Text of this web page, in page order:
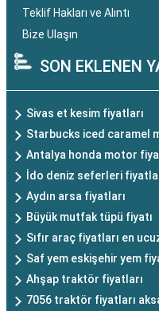
Teklif Hakları ve Alıntı
Bize Ulaşın
SON EKLENEN
Sivas et kesim fiyatları
Starbucks iced caramel
Antalya honda motor
İdo deniz seferleri
Aydın arsa fiyatları
Büyük mutfak tüpü fiyatı
Sıfır araç fiyatları en
Saf yem eskişehir yem
Ahşap traktör fiyatları
7056 traktör fiyatları